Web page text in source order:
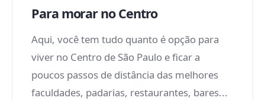
Para morar no Centro
Aqui, você tem tudo quanto é opção para
viver no Centro de São Paulo e ficar a
poucos passos de distância das melhores
faculdades, padarias, restaurantes, bares...